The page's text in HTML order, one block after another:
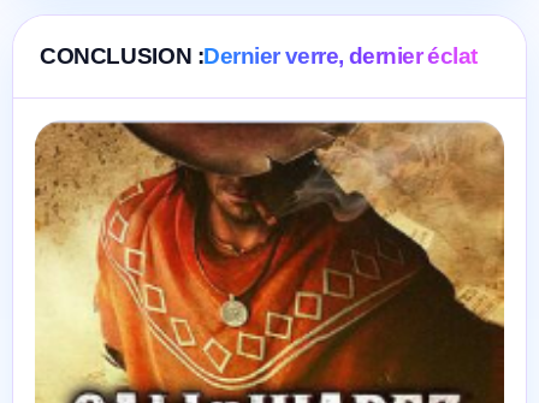
CONCLUSION :Dernier verre, dernier éclat